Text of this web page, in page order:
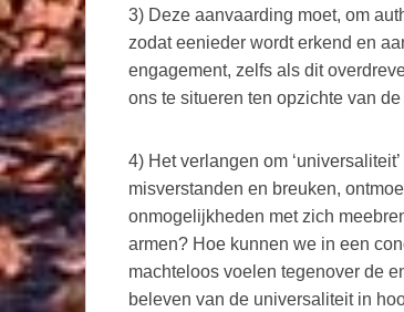
3) Deze aanvaarding moet, om
zodat eenieder wordt erkend en
engagement, zelfs als dit
ons te situeren ten opzichte van
4) Het verlangen om
misverstanden en breuken,
onmogelijkheden met zich
armen? Hoe kunnen we in een
machteloos voelen tegenover de
beleven van de universaliteit in